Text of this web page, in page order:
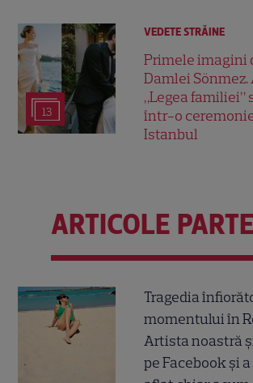
13
VEDETE STRĂINE
Primele imagini
Damlei
„Legea
într-o
Istanbul
ARTICOLE
Tragedia
momentului în
Artista noastră
pe Facebook și